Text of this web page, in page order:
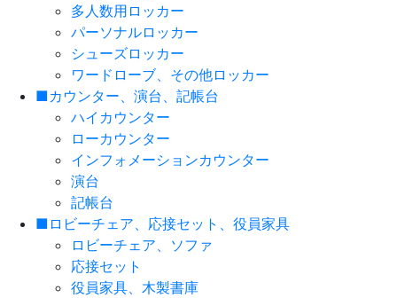
多人数用ロッカー
パーソナルロッカー
シューズロッカー
ワードローブ、その他ロッカー
■カウンター、演台、記帳台
ハイカウンター
ローカウンター
インフォメーションカウンター
演台
記帳台
■ロビーチェア、応接セット、役員家具
ロビーチェア、ソファ
応接セット
役員家具、木製書庫